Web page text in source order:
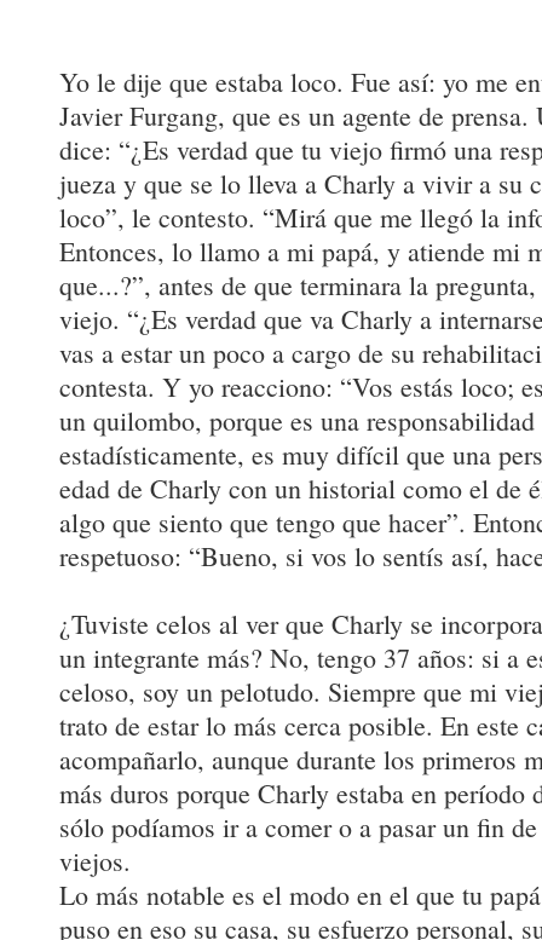
Yo le dije que estaba loco. Fue así: yo me
Javier Furgang, que es un agente de
dice: “¿Es verdad que tu viejo firmó una
jueza y que se lo lleva a Charly a vivir a su
loco”, le contesto. “Mirá que me llegó la
Entonces, lo llamo a mi papá, y atiende mi
que...?”, antes de que terminara la
viejo. “¿Es verdad que va Charly a
vas a estar un poco a cargo de su
contesta. Y yo reacciono: “Vos estás loco;
un quilombo, porque es una
estadísticamente, es muy difícil que una
edad de Charly con un historial como el de
algo que siento que tengo que hacer”.
respetuoso: “Bueno, si vos lo sentís así,
¿Tuviste celos al ver que Charly se
un integrante más? No, tengo 37 años: si a
celoso, soy un pelotudo. Siempre que mi
trato de estar lo más cerca posible. En este
acompañarlo, aunque durante los primeros
más duros porque Charly estaba en período
sólo podíamos ir a comer o a pasar un fin
viejos.
Lo más notable es el modo en el que tu
puso en eso su casa, su esfuerzo personal,